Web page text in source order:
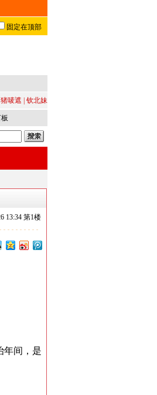
固定在顶部
猪唛遮 钦北妹
13:34 第1楼
年间，是